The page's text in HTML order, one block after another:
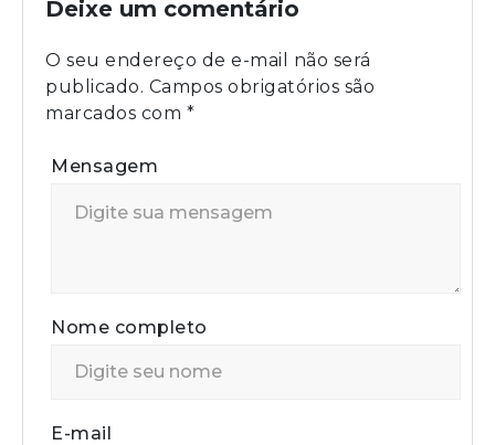
Deixe um comentário
O seu endereço de e-mail não será
publicado. Campos obrigatórios são
marcados com *
Mensagem
Nome completo
E-mail